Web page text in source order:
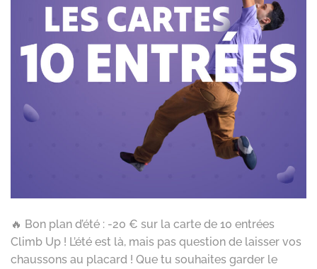
🔥 Bon plan d’été : -20 € sur la carte de 10 entrées
Climb Up ! L’été est là, mais pas question de laisser vos
chaussons au placard ! Que tu souhaites garder le